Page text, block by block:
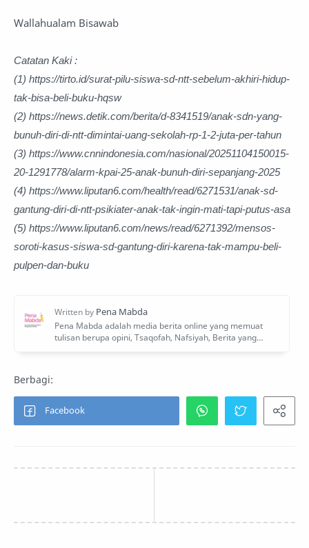
Wallahualam Bisawab
Catatan Kaki :
(1) https://tirto.id/surat-pilu-siswa-sd-ntt-sebelum-akhiri-hidup-
tak-bisa-beli-buku-hqsw
(2) https://news.detik.com/berita/d-8341519/anak-sdn-yang-
bunuh-diri-di-ntt-dimintai-uang-sekolah-rp-1-2-juta-per-tahun
(3) https://www.cnnindonesia.com/nasional/20251104150015-
20-1291778/alarm-kpai-25-anak-bunuh-diri-sepanjang-2025
(4) https://www.liputan6.com/health/read/6271531/anak-sd-
gantung-diri-di-ntt-psikiater-anak-tak-ingin-mati-tapi-putus-asa
(5) https://www.liputan6.com/news/read/6271392/mensos-
soroti-kasus-siswa-sd-gantung-diri-karena-tak-mampu-beli-
pulpen-dan-buku